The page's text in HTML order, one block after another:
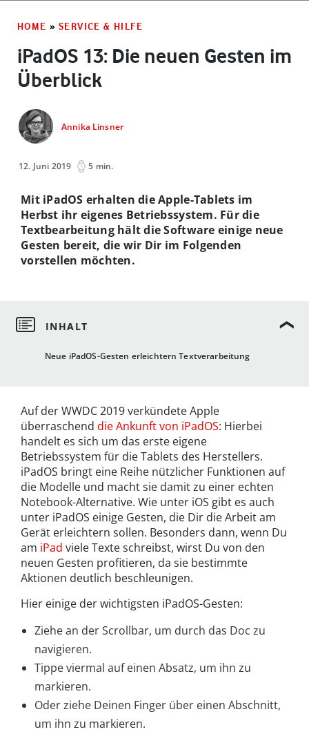
HOME » SERVICE & HILFE
iPadOS 13: Die neuen Gesten im
Überblick
Annika Linsner
12. Juni 2019 5 min.
Neue iPadOS-Gesten erleichtern Textverarbeitung
Mit iPadOS erhalten die Apple-Tablets im
Herbst ihr eigenes Betriebssystem. Für die
Textbearbeitung hält die Software einige neue
Gesten bereit, die wir Dir im Folgenden
vorstellen möchten.
Auf der WWDC 2019 verkündete Apple
überraschend die Ankunft von iPadOS: Hierbei
handelt es sich um das erste eigene
Betriebssystem für die Tablets des Herstellers.
iPadOS bringt eine Reihe nützlicher Funktionen auf
die Modelle und macht sie damit zu einer echten
Notebook-Alternative. Wie unter iOS gibt es auch
unter iPadOS einige Gesten, die Dir die Arbeit am
Gerät erleichtern sollen. Besonders dann, wenn Du
am iPad viele Texte schreibst, wirst Du von den
neuen Gesten profitieren, da sie bestimmte
Aktionen deutlich beschleunigen.
Hier einige der wichtigsten iPadOS-Gesten:
Ziehe an der Scrollbar, um durch das Doc zu
navigieren.
Tippe viermal auf einen Absatz, um ihn zu
markieren.
Oder ziehe Deinen Finger über einen Abschnitt,
um ihn zu markieren.